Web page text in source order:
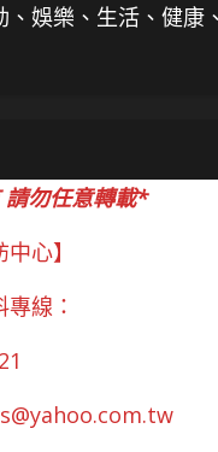
、娛樂、生活、健康
勿任意轉載*
中心】
線：